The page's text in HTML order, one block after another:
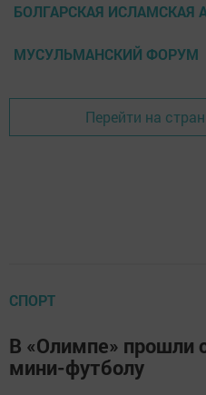
БОЛГАРСКАЯ ИСЛАМСКАЯ
МУСУЛЬМАНСКИЙ ФОРУМ
Перейти на
СПОРТ
В «Олимпе» прошли
мини-футболу